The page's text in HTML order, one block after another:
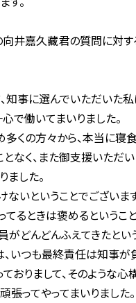
嘉久藏君の質問に対す
事に選んでいただいた
で働いてまいりました。
くの方々から、本当に寝
となく、また御支援いた
した。
いということでございま
てるときは褒めるという
がどんどんふえてきたと
いつも最終責任は知事
おりまして、そのような心
張ってやってまいりまし